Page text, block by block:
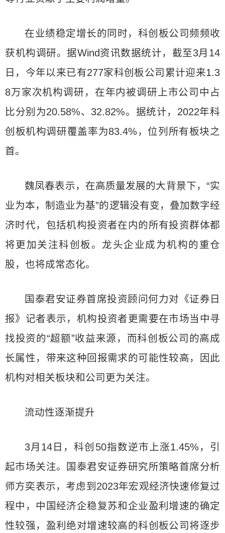
在业绩稳定增长的同时，科创板公司频频收
获机构调研。据Wind资讯数据统计，截至3月14
日，今年以来已有277家科创板公司累计迎来1.3
8万家次机构调研，在年内被调研上市公司中占
比分别为20.58%、32.82%。据统计，2022年科
创板机构调研覆盖率为83.4%，位列所有板块之
首。
魏凤春表示，在高质量发展的大背景下，“实
业为本，制造业为基”的逻辑没有变，叠加数字经
济时代，包括机构投资者在内的所有投资群体都
将更加关注科创板。龙头企业成为机构的重仓
股，也将成常态化。
国泰君安证券首席投资顾问何力对《证券日
报》记者表示，机构投资者更需要在市场当中寻
找投资的“超额”收益来源，而科创板公司的高成
长属性，带来这种回报需求的可能性较高，因此
机构对相关板块和公司更为关注。
流动性逐渐提升
3月14日，科创50指数逆市上涨1.45%，引
起市场关注。国泰君安证券研究所策略首席分析
师方奕表示，考虑到2023年宏观经济快速修复过
程中，中国经济企稳复苏和企业盈利增速的确定
性较强，盈利绝对增速较高的科创板公司将逐步